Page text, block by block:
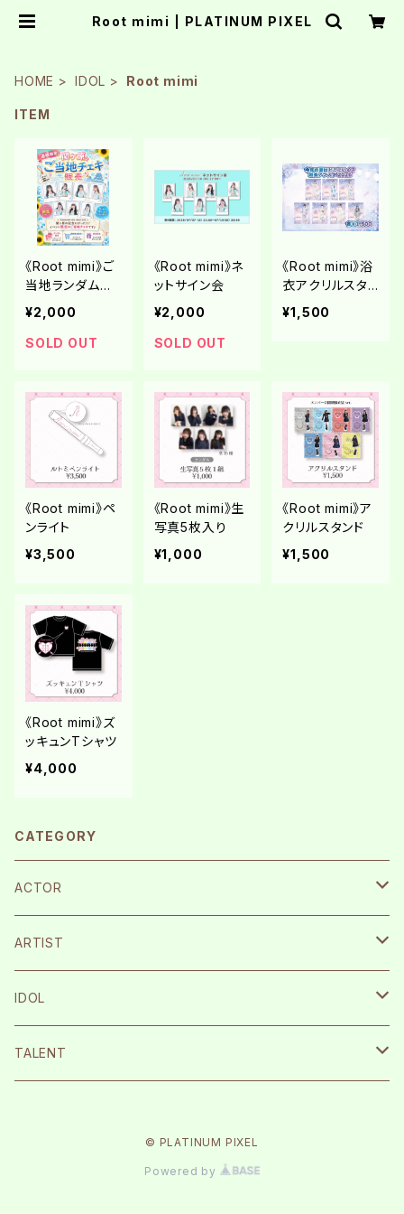
Root mimi | PLATINUM PIXEL
HOME IDOL Root mimi
ITEM
《Root mimi》ご
当地ランダムチ
ェキ in 関ヶ原
¥2,000
SOLD OUT
《Root mimi》ネ
ットサイン会
¥2,000
SOLD OUT
《Root mimi》浴
衣アクリルスタ
ンド2026
¥1,500
《Root mimi》ペ
ンライト
¥3,500
《Root mimi》生
写真5枚入り
¥1,000
《Root mimi》ア
クリルスタンド
¥1,500
《Root mimi》ズ
ッキュンTシャツ
¥4,000
CATEGORY
ACTOR
宮崎湧
栗原航大
永島龍之介
ARTIST
SILENT SIREN
Protea*
IDOL
26時のマスカレイド
月に足跡を残した少女達は一体何を見たのか…
TALENT
© PLATINUM PIXEL
Powered by